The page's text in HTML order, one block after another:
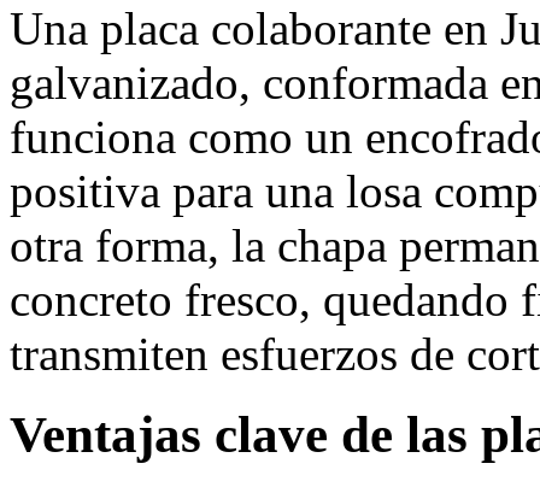
Una placa colaborante en
galvanizado, conformada
funciona como un
positiva para una losa
otra forma, la chapa
concreto fresco, quedando
transmiten esfuerzos de
Ventajas clave de las